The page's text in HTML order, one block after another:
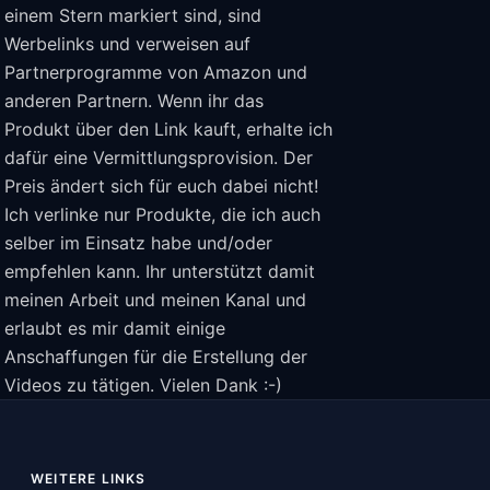
einem Stern markiert sind, sind
Werbelinks und verweisen auf
Partnerprogramme von Amazon und
anderen Partnern. Wenn ihr das
Produkt über den Link kauft, erhalte ich
dafür eine Vermittlungsprovision. Der
Preis ändert sich für euch dabei nicht!
Ich verlinke nur Produkte, die ich auch
selber im Einsatz habe und/oder
empfehlen kann. Ihr unterstützt damit
meinen Arbeit und meinen Kanal und
erlaubt es mir damit einige
Anschaffungen für die Erstellung der
Videos zu tätigen. Vielen Dank :-)
WEITERE LINKS